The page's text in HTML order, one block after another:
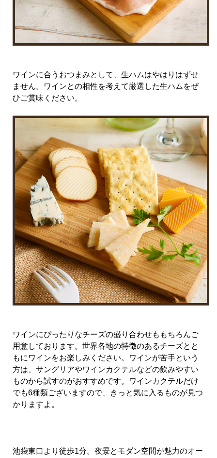
ワインに合うおつまみとして、生ハムはやはりはずせ
ません。ワインとの相性を考えて厳選した生ハムをぜ
ひご賞味ください。
ワインにぴったりなチーズの盛り合わせももちろんご
用意しております。世界各地の特徴のあるチーズとと
もにワインをお楽しみください。ワインが苦手という
方は、サングリアやワインカクテルなどの飲みやすい
ものから試すのがおすすめです。ワインカクテルだけ
でも6種類ございますので、きっと気に入るものが見つ
かりますよ。
池袋東口より徒歩1分。夜景とモダン空間が魅力のオー